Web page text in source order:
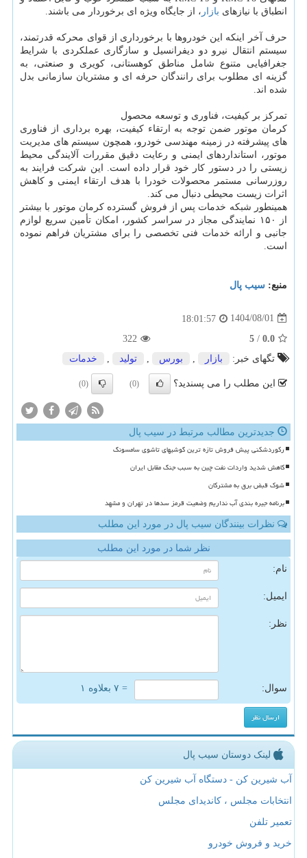
انطباق با نیازهای بازار ، از جایگاه ویژه ای برخوردار می باشند.
حرف آخر اینکه این خودروها با برخورداری از قوای محرکه قدرتمند،
سیستم انتقال نیرو دو دیفرانسیل و سازگاری عملکردی با شرایط
جغرافیایی متنوع شامل مناطق کوهستانی، کویری و صنعتی، به
گزینه ای مطلوب برای رانندگان حرفه ای و مشتریان سازمانی بدل
شده اند.
تمرکز بر کیفیت، فناوری و توسعه محصول
کرمان موتور ضمن توجه به ارتقاء کیفیت، بهره برداری از فناوری
های پیشرفته در زمینه مهندسی خودرو، همچون سیستم های مدیریت
موتور، استانداردهای ایمنی و رعایت دقیق مقررات آلایندگی محیط
زیستی را در دستور کار خود قرار داده است. این شرکت فرایند به
روزرسانی مستمر محصولات خودرا با هدف ارتقاء ایمنی و کاهش
اثرات زیست محیطی دنبال می کند.
همینطور شبکه خدمات پس از فروش گسترده کرمان موتور با بیشتر
از ۱۵۰ نمایندگی مجاز در سراسر کشور، امکان تأمین سریع لوازم
جانبی و ارائه خدمات فنی تخصصی را برای مشتریان فراهم نموده
است.
منبع: سیب پال
1404/08/01
18:01:57
0.0
/
5
322
تگهای خبر:
بازار بورس تولید خدمات
این مطلب را می پسندید؟ (0)
(0)
جدیدترین مطالب مرتبط در سیب پال
رکوردشکنی پیش فروش تازه ترین گوشیهای تاشوی سامسونگ
کاهش شدید واردات نفت چین به سبب جنگ مقابل ایران
شوک قبض برق به مشترکان
برنامه جیره بندی آب نداریم وضعیت قرمز سدها در تهران و مشهد
نظرات بینندگان سیب پال در مورد این مطلب
نظر شما در مورد این مطلب
نام:
ایمیل:
نظر:
سوال: = ۷ بعلاوه ۱
لینک دوستان سیب پال
آب شیرین کن - دستگاه آب شیرین کن
انتخابات مجلس ، کاندیدای مجلس
تعمیر تلفن
خرید و فروش خودرو